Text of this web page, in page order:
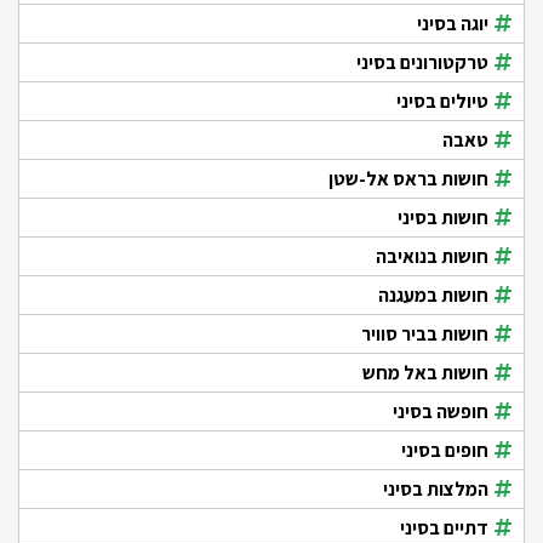
יוגה בסיני
טרקטורונים בסיני
טיולים בסיני
טאבה
חושות בראס אל-שטן
חושות בסיני
חושות בנואיבה
חושות במעגנה
חושות בביר סוויר
חושות באל מחש
חופשה בסיני
חופים בסיני
המלצות בסיני
דתיים בסיני